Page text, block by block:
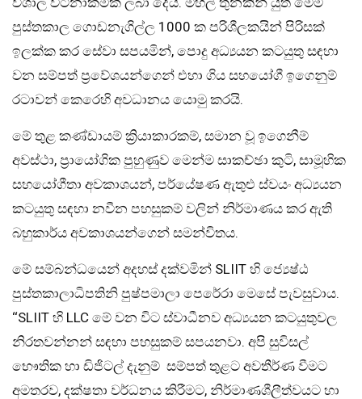
පුස්තකාල ගොඩනැගිල්ල 1000 ක පරිශීලකයින් පිරිසක්
ඉලක්ක කර සේවා සපයමින්, පොදු අධ්‍යයන කටයුතු සඳහා
වන සම්පත් ප්‍රවේශයන්ගෙන් එහා ගිය සහයෝගී ඉගෙනුම්
රටාවන් කෙරෙහි අවධානය යොමු කරයි.
මේ තුළ කණ්ඩායම් ක්‍රියාකාරකම්, සමාන වූ ඉගෙනීම්
අවස්ථා, ප්‍රායෝගික පුහුණුව මෙන්ම සාකච්ඡා කුටි, සාමූහික
සහයෝගීතා අවකාශයන්, පර්යේෂණ ඇතුළු ස්වයං අධ්‍යයන
කටයුතු සඳහා නවීන පහසුකම් වලින් නිර්මාණය කර ඇති
බහුකාර්ය අවකාශයන්ගෙන් සමන්විතය.
මේ සම්බන්ධයෙන් අදහස් දක්වමින් SLIIT හි ජ්‍යෙෂ්ඨ
පුස්තකාලාධිපතිනි පුෂ්පමාලා පෙරේරා මෙසේ පැවසුවාය.
‘‘SLIIT හි LLC මේ වන විට ස්වාධීනව අධ්‍යයන කටයුතුවල
නිරතවන්නන් සඳහා පහසුකම් සපයනවා. අපි සුවිසල්
භෞතික හා ඩිජිටල් දැනුම් සම්පත් තුළට අවතීර්ණ වීමට
අමතරව, දක්ෂතා වර්ධනය කිරීමට, නිර්මාණශීලීත්වයට හා